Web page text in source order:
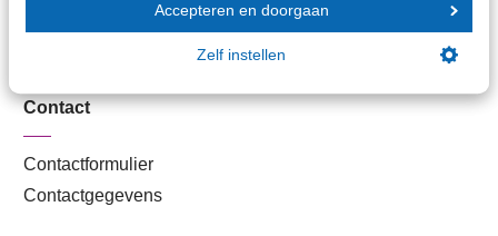
Accepteren en doorgaan
Zelf instellen
Lid worden
Contact
Contactformulier
Contactgegevens